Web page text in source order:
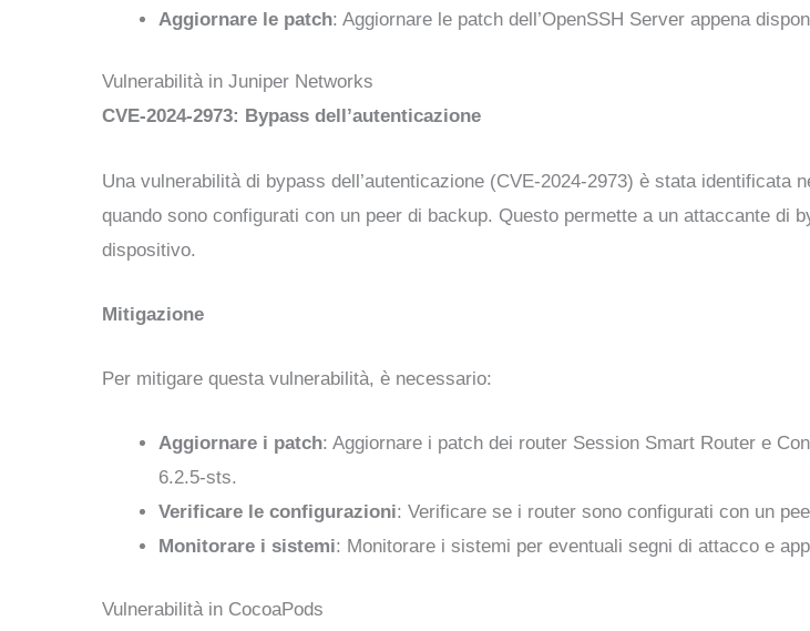
Aggiornare le patch: Aggiornare le patch dell’OpenSSH Server appena
Vulnerabilità in Juniper Networks
CVE-2024-2973: Bypass dell’autenticazione
Una vulnerabilità di bypass dell’autenticazione (CVE-2024-2973) è stata
quando sono configurati con un peer di backup. Questo permette a un attaccante di
dispositivo.
Mitigazione
Per mitigare questa vulnerabilità, è necessario:
Aggiornare i patch: Aggiornare i patch dei router Session Smart Router e
6.2.5-sts.
Verificare le configurazioni: Verificare se i router sono configurati con un
Monitorare i sistemi: Monitorare i sistemi per eventuali segni di attacco e
Vulnerabilità in CocoaPods